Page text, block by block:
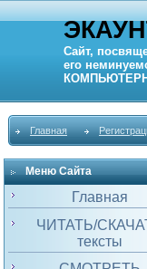
Сайт,
его
Главная
Меню Сайта
Главная
ЧИТАТЬ/
тексты